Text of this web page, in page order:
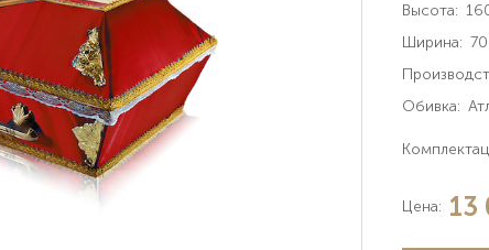
Высота:
Ширина:
Обивка:
Цена: 13